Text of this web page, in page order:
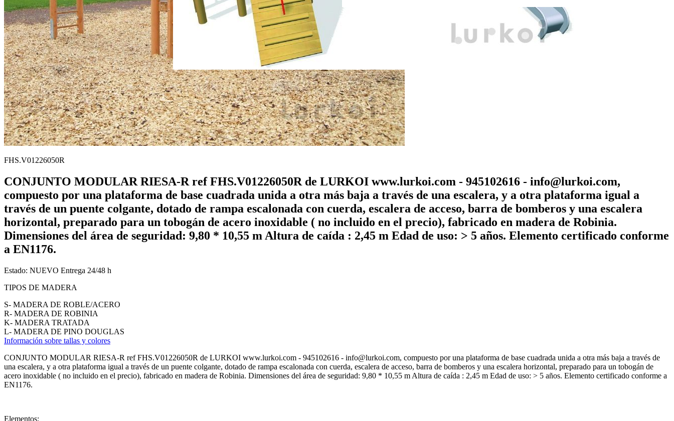
FHS.V01226050R
CONJUNTO MODULAR RIESA-R ref FHS.V01226050R de LURKOI www.lurkoi.com - 945102616 - info@lurkoi.com,
compuesto por una plataforma de base cuadrada unida a otra más baja a través de una escalera, y a otra plataforma igual a
través de un puente colgante, dotado de rampa escalonada con cuerda, escalera de acceso, barra de bomberos y una escalera
horizontal, preparado para un tobogán de acero inoxidable ( no incluido en el precio), fabricado en madera de Robinia.
Dimensiones del área de seguridad: 9,80 * 10,55 m Altura de caída : 2,45 m Edad de uso: > 5 años. Elemento certificado conforme
a EN1176.
Estado: NUEVO Entrega 24/48 h
TIPOS DE MADERA
S- MADERA DE ROBLE/ACERO
R- MADERA DE ROBINIA
K- MADERA TRATADA
L- MADERA DE PINO DOUGLAS
Información sobre tallas y colores
CONJUNTO MODULAR RIESA-R ref FHS.V01226050R de LURKOI www.lurkoi.com - 945102616 - info@lurkoi.com, compuesto por una plataforma de base cuadrada unida a otra más baja a través de
una escalera, y a otra plataforma igual a través de un puente colgante, dotado de rampa escalonada con cuerda, escalera de acceso, barra de bomberos y una escalera horizontal, preparado para un tobogán de
acero inoxidable ( no incluido en el precio), fabricado en madera de Robinia. Dimensiones del área de seguridad: 9,80 * 10,55 m Altura de caída : 2,45 m Edad de uso: > 5 años. Elemento certificado conforme a
EN1176.
Elementos: